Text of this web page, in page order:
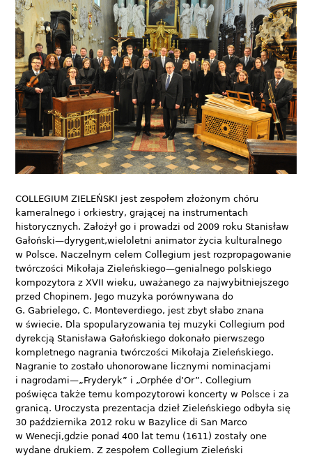
COLLEGIUM ZIELEŃSKI jest zespołem złożonym chóru
kameralnego i orkiestry, grającej na instrumentach
historycznych. Założył go i prowadzi od 2009 roku Stanisław
Gałoński—dyrygent,wieloletni animator życia kulturalnego
w Polsce. Naczelnym celem Collegium jest rozpropagowanie
twórczości Mikołaja Zieleńskiego—genialnego polskiego
kompozytora z XVII wieku, uważanego za najwybitniejszego
przed Chopinem. Jego muzyka porównywana do
G. Gabrielego, C. Monteverdiego, jest zbyt słabo znana
w świecie. Dla spopularyzowania tej muzyki Collegium pod
dyrekcją Stanisława Gałońskiego dokonało pierwszego
kompletnego nagrania twórczości Mikołaja Zieleńskiego.
Nagranie to zostało uhonorowane licznymi nominacjami
i nagrodami—„Fryderyk” i „Orphée d’Or”. Collegium
poświęca także temu kompozytorowi koncerty w Polsce i za
granicą. Uroczysta prezentacja dzieł Zieleńskiego odbyła się
30 października 2012 roku w Bazylice di San Marco
w Wenecji,gdzie ponad 400 lat temu (1611) zostały one
wydane drukiem. Z zespołem Collegium Zieleński